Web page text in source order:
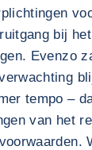
bij
Evenzo
tempo –
van het